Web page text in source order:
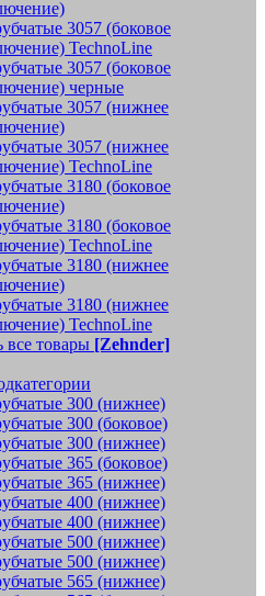
3057 (боковое
TechnoLine
3057 (боковое
черные
3057 (нижнее
3057 (нижнее
TechnoLine
3180 (боковое
3180 (боковое
TechnoLine
3180 (нижнее
3180 (нижнее
TechnoLine
все товары [Zehnder]
300 (нижнее)
300 (боковое)
300 (нижнее)
365 (боковое)
365 (нижнее)
400 (нижнее)
400 (нижнее)
500 (нижнее)
500 (нижнее)
565 (нижнее)